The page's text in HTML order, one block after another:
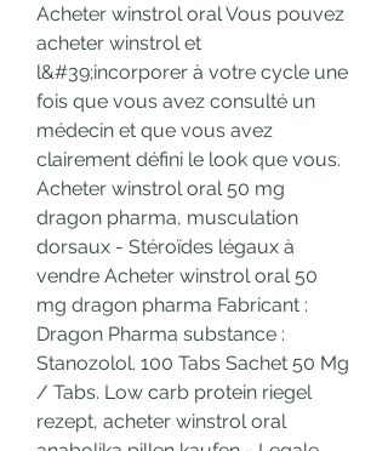
Acheter winstrol oral Vous pouvez
acheter winstrol et
l&#39;incorporer à votre cycle une
fois que vous avez consulté un
médecin et que vous avez
clairement défini le look que vous.
Acheter winstrol oral 50 mg
dragon pharma, musculation
dorsaux - Stéroïdes légaux à
vendre Acheter winstrol oral 50
mg dragon pharma Fabricant :
Dragon Pharma substance :
Stanozolol. 100 Tabs Sachet 50 Mg
/ Tabs. Low carb protein riegel
rezept, acheter winstrol oral